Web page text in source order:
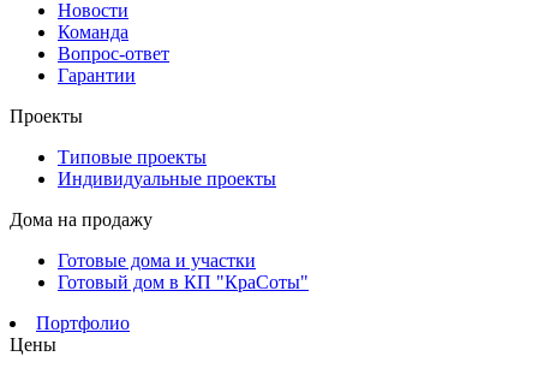
Новости
Команда
Вопрос-ответ
Гарантии
Проекты
Типовые проекты
Индивидуальные проекты
Дома на продажу
Готовые дома и участки
Готовый дом в КП "КраСоты"
Портфолио
Цены